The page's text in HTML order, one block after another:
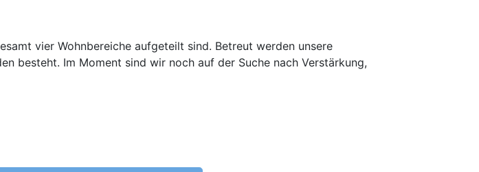
vier Wohnbereiche aufgeteilt sind. Betreut werden unsere
besteht. Im Moment sind wir noch auf der Suche nach Verstärkung,